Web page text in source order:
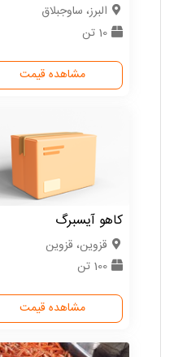
البرز، ساوجبلاق
10 تن
مشاهده قیمت
کاهو آیسبرگ
قزوین، قزوین
100 تن
مشاهده قیمت